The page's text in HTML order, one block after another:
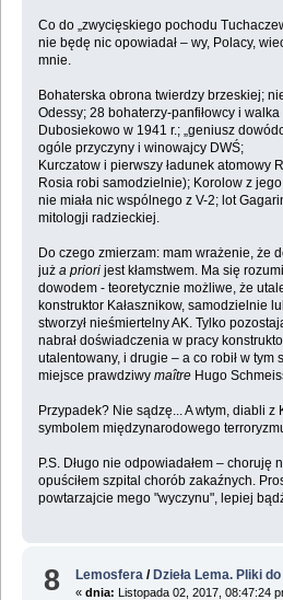
Co do „zwycięskiego pochodu
nie będę nic opowiadał – wy, Polacy,
mnie.
Bohaterska obrona twierdzy brzeskiej;
Odessy; 28 bohaterzy-panfiłowcy i walka
Dubosiekowo w 1941 r.; „geniusz
ogóle przyczyny i winowajcy DWŚ;
Kurczatow i pierwszy ładunek atomowy
Rosia robi samodzielnie); Korolow z
nie miała nic wspólnego z V-2; lot
mitologji radzieckiej.
Do czego zmierzam: mam wrażenie, że
już a priorijest kłamstwem. Ma się
dowodem - teoretycznie możliwe, że
konstruktor Kałasznikow, samodzielnie
stworzył nieśmiertelny AK. Tylko
nabrał doświadczenia w pracy
utalentowany, i drugie – a co robił w tym
miejsce prawdziwy maîtreHugo
Przypadek? Nie sądzę... A wtym, diabli z
symbolem międzynarodowego
P.S. Długo nie odpowiadałem – choruję
opuściłem szpital chorób zakaźnych.
powtarzajcie mego "wyczynu", lepiej
8 Lemosfera /Dzieła Lema. Pliki
«dnia: Listopada 02, 2017, 08:47:24